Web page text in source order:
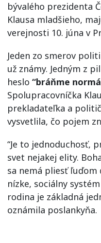
bývalého prezidenta
Klausa mladšieho,
verejnosti 10. júna v
Jeden zo smerov
už známy. Jedným z
heslo “bráňme
Spolupracovníčka
prekladateľka a
vysvetlila, čo pojem
“Je to jednoduchosť,
svet nejakej elity.
sa nemá pliesť ľuďom
nízke, sociálny systém
rodina je základná
oznámila poslankyňa.